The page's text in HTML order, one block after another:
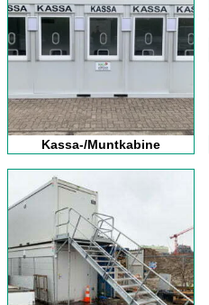
Kassa-/Muntkabine